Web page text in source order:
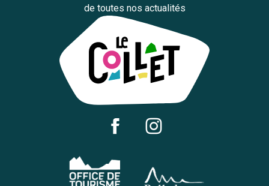
de toutes nos actualités